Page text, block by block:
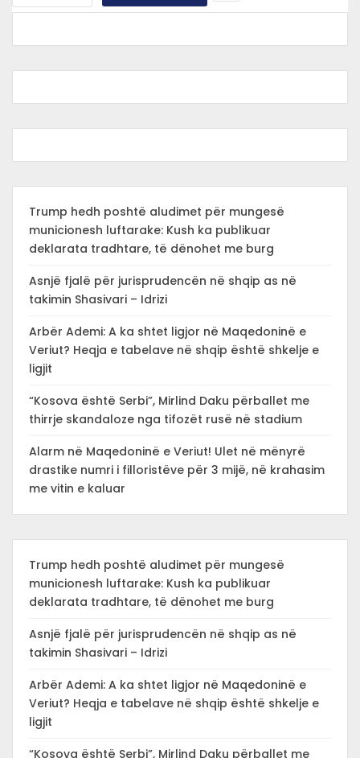
Trump hedh poshtë aludimet për mungesë
municionesh luftarake: Kush ka publikuar
deklarata tradhtare, të dënohet me burg
Asnjë fjalë për jurisprudencën në shqip as në
takimin Shasivari – Idrizi
Arbër Ademi: A ka shtet ligjor në Maqedoninë e
Veriut? Heqja e tabelave në shqip është shkelje e
ligjit
“Kosova është Serbi”, Mirlind Daku përballet me
thirrje skandaloze nga tifozët rusë në stadium
Alarm në Maqedoninë e Veriut! Ulet në mënyrë
drastike numri i filloristëve për 3 mijë, në krahasim
me vitin e kaluar
Trump hedh poshtë aludimet për mungesë
municionesh luftarake: Kush ka publikuar
deklarata tradhtare, të dënohet me burg
Asnjë fjalë për jurisprudencën në shqip as në
takimin Shasivari – Idrizi
Arbër Ademi: A ka shtet ligjor në Maqedoninë e
Veriut? Heqja e tabelave në shqip është shkelje e
ligjit
“Kosova është Serbi”, Mirlind Daku përballet me